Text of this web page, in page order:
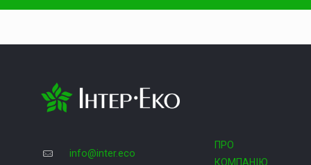
info@inter.eco
ПРО
КОМПАНІЮ